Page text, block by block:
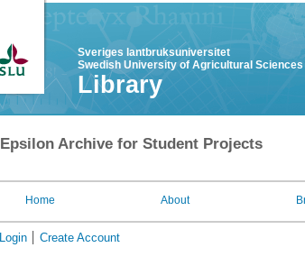
Sveriges lantbruksuniversitet
Swedish University of Agricultural Sciences
Library
Epsilon Archive for Student Projects
Home About
Login Create Account